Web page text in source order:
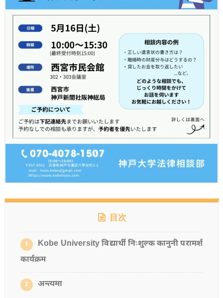
目次
1
Kobe University विद्यार्थी निःशुल्क कानुनी परामर्श
कार्यक्रम
2 अन्त्यमा